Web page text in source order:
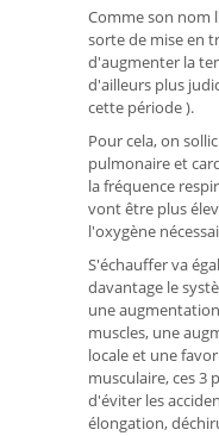
Comme son nom
sorte de mise en
d'augmenter la
d'ailleurs plus
cette période ).
Pour cela, on
pulmonaire et
la fréquence
vont être plus
l'oxygène
S'échauffer va
davantage le
une
muscles, une
locale et une
musculaire, ces
d'éviter les
élongation,